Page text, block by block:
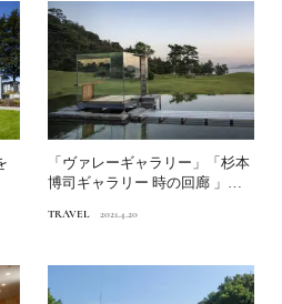
「ヴァレーギャラリー」「杉本
博司ギャラリー 時の回廊 」
TRAVEL 2021.4.20